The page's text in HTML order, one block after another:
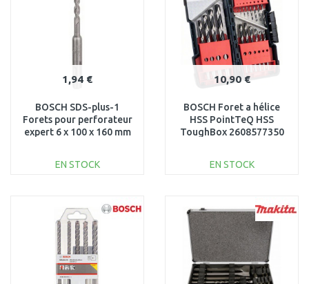
1,94 €
BOSCH SDS-plus-1
Forets pour perforateur
expert 6 x 100 x 160 mm
EN STOCK
Au comparatif
10,90 €
BOSCH Foret a hélice
HSS PointTeQ HSS
ToughBox 2608577350
EN STOCK
Au comparatif